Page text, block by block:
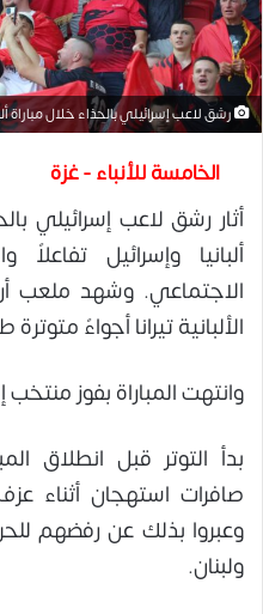
رشق لاعب إسرائيلي بالحذاء خلال مباراة
الخامسة للأنباء - غزة
أثار رشق لاعب إسرائيلي
ألبانيا وإسرائيل
الاجتماعي. وشهد ملعب
الألبانية تيرانا أجواءً متوترة
وانتهت المباراة بفوز
بدأ التوتر قبل انطلاق
صافرات استهجان أثناء
وعبروا بذلك عن رفضهم
ولبنان.